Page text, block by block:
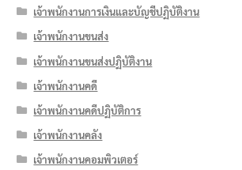
เจ้าพนักงานการเงินและบัญชีปฏิบัติงาน
เจ้าพนักงานขนส่ง
เจ้าพนักงานขนส่งปฏิบัติงาน
เจ้าพนักงานคดี
เจ้าพนักงานคดีปฏิบัติการ
เจ้าพนักงานคลัง
เจ้าพนักงานคอมพิวเตอร์